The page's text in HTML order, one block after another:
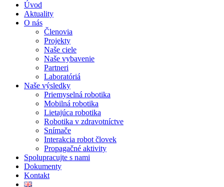
Úvod
Aktuality
O nás
Členovia
Projekty
Naše ciele
Naše vybavenie
Partneri
Laboratóriá
Naše výsledky
Priemyselná robotika
Mobilná robotika
Lietajúca robotika
Robotika v zdravotníctve
Snímače
Interakcia robot človek
Propagačné aktivity
Spolupracujte s nami
Dokumenty
Kontakt